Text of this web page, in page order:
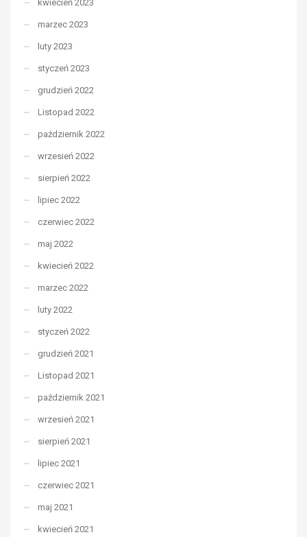
kwiecień 2023
marzec 2023
luty 2023
styczeń 2023
grudzień 2022
Listopad 2022
październik 2022
wrzesień 2022
sierpień 2022
lipiec 2022
czerwiec 2022
maj 2022
kwiecień 2022
marzec 2022
luty 2022
styczeń 2022
grudzień 2021
Listopad 2021
październik 2021
wrzesień 2021
sierpień 2021
lipiec 2021
czerwiec 2021
maj 2021
kwiecień 2021